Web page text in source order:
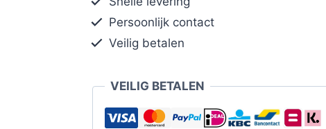
Persoonlijk contact
Veilig betalen
VEILIG BETALEN